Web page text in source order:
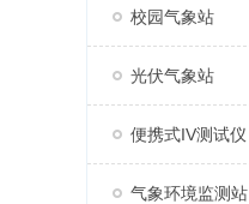
校园气象站
光伏气象站
便携式IV测试仪
气象环境监测站